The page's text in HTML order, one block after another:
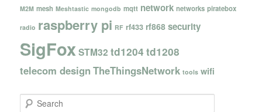
M2M mesh Meshtastic mongodb mqtt network networks piratebox
radio raspberry pi RF rf433 rf868 security
SigFoxSTM32 td1204 td1208
telecom design TheThingsNetwork tools wifi